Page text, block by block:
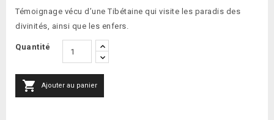
Témoignage vécu d’une Tibétaine qui visite les paradis des
divinités, ainsi que les enfers.
Quantité
 Ajouter au panier